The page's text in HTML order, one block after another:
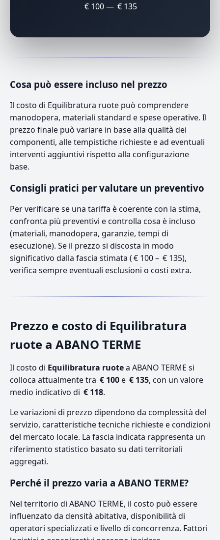
€ 100 — € 135
Cosa può essere incluso nel prezzo
Il costo di Equilibratura ruote può comprendere
manodopera, materiali standard e spese operative. Il
prezzo finale può variare in base alla qualità dei
componenti, alle tempistiche richieste e ad eventuali
interventi aggiuntivi rispetto alla configurazione
base.
Consigli pratici per valutare un preventivo
Per verificare se una tariffa è coerente con la stima,
confronta più preventivi e controlla cosa è incluso
(materiali, manodopera, garanzie, tempi di
esecuzione). Se il prezzo si discosta in modo
significativo dalla fascia stimata ( € 100 – € 135),
verifica sempre eventuali esclusioni o costi extra.
Prezzo e costo di Equilibratura
ruote a ABANO TERME
Il costo di Equilibratura ruotea ABANO TERME si
colloca attualmente tra € 100e € 135, con un valore
medio indicativo di € 118.
Le variazioni di prezzo dipendono da complessità del
servizio, caratteristiche tecniche richieste e condizioni
del mercato locale. La fascia indicata rappresenta un
riferimento statistico basato su dati territoriali
aggregati.
Perché il prezzo varia a ABANO TERME?
Nel territorio di ABANO TERME, il costo può essere
influenzato da densità abitativa, disponibilità di
operatori specializzati e livello di concorrenza. Fattori